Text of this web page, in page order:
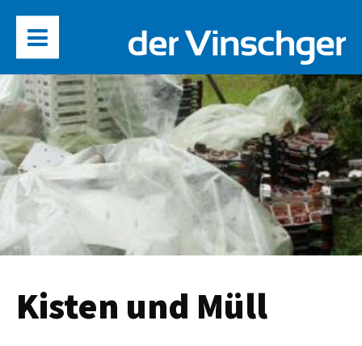
Kisten und Müll